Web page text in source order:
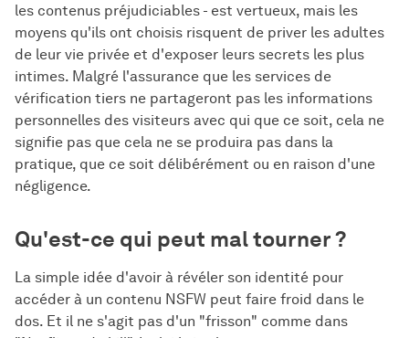
les contenus préjudiciables - est vertueux, mais les
moyens qu'ils ont choisis risquent de priver les adultes
de leur vie privée et d'exposer leurs secrets les plus
intimes. Malgré l'assurance que les services de
vérification tiers ne partageront pas les informations
personnelles des visiteurs avec qui que ce soit, cela ne
signifie pas que cela ne se produira pas dans la
pratique, que ce soit délibérément ou en raison d'une
négligence.
Qu'est-ce qui peut mal tourner ?
La simple idée d'avoir à révéler son identité pour
accéder à un contenu NSFW peut faire froid dans le
dos. Et il ne s'agit pas d'un "frisson" comme dans